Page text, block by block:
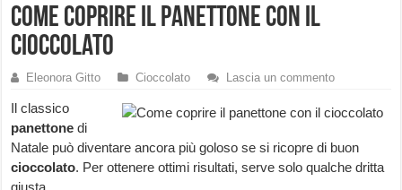
Come coprire il panettone con il
cioccolato
Eleonora Gitto Cioccolato Lascia un commento
Il classico
panettone di
Natale può diventare ancora più goloso se si ricopre di buon
cioccolato. Per ottenere ottimi risultati, serve solo qualche dritta